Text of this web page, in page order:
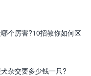
个厉害?10招教你如何区
杂交要多少钱一只?